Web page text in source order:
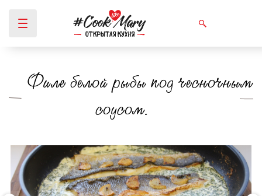
Вы здесь
Филе белой рыбы под чесночным
соусом.